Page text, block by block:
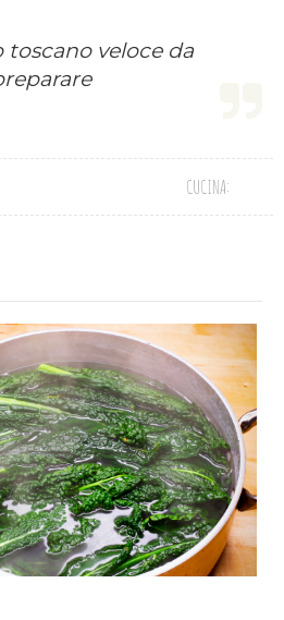
toscano veloce da
CUCINA: